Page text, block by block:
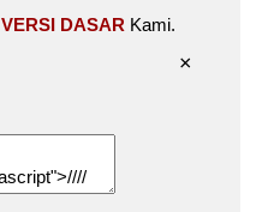
VERSI DASAR Kami.
×